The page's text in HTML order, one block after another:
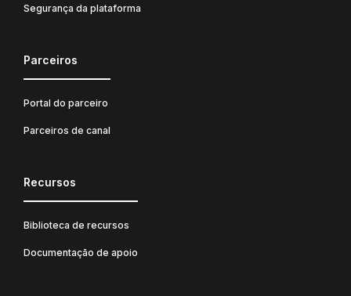
Segurança da plataforma
Parceiros
Portal do parceiro
Parceiros de canal
Recursos
Biblioteca de recursos
Documentação de apoio